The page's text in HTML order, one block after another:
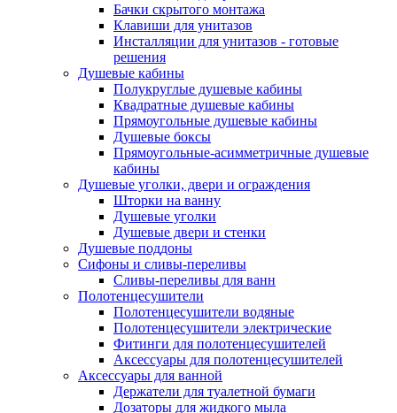
Бачки скрытого монтажа
Клавиши для унитазов
Инсталляции для унитазов - готовые
решения
Душевые кабины
Полукруглые душевые кабины
Квадратные душевые кабины
Прямоугольные душевые кабины
Душевые боксы
Прямоугольные-асимметричные душевые
кабины
Душевые уголки, двери и ограждения
Шторки на ванну
Душевые уголки
Душевые двери и стенки
Душевые поддоны
Сифоны и сливы-переливы
Сливы-переливы для ванн
Полотенцесушители
Полотенцесушители водяные
Полотенцесушители электрические
Фитинги для полотенцесушителей
Аксессуары для полотенцесушителей
Аксессуары для ванной
Держатели для туалетной бумаги
Дозаторы для жидкого мыла